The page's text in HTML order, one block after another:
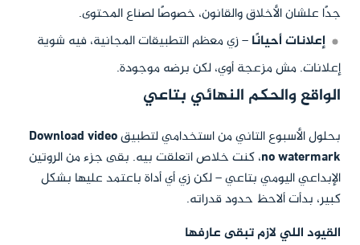
جدًا علشان الأخلاق والقانون، خصوصًا لصناع المحتوى.
إعلانات أحيانًا– زي معظم التطبيقات المجانية، فيه شوية
إعلانات. مش مزعجة أوي، لكن برضه موجودة.
الواقع والحكم النهائي بتاعي
بحلول الأسبوع التاني من استخدامي لتطبيقDownload video
no watermark، كنت خلاص اتعلقت بيه. بقى جزء من الروتين
الإبداعي اليومي بتاعي – لكن زي أي أداة باعتمد عليها بشكل
كبير، بدأت ألاحظ حدود قدراته.
القيود اللي لازم تبقى عارفها